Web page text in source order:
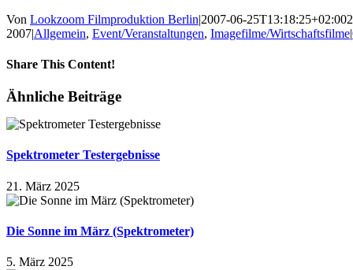
Von Lookzoom Filmproduktion Berlin|2007-06-25T13:18:25+02:00
2007|Allgemein, Event/Veranstaltungen, Imagefilme/Wirtschaftsfilme|
Share This Content!
Facebook
X
Reddit
LinkedIn
WhatsApp
Tumblr
Pinterest
Vk
Xing
E-
Ähnliche Beiträge
Spektrometer Testergebnisse
21. März 2025
Die Sonne im März (Spektrometer)
5. März 2025